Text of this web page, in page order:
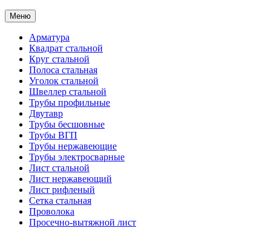
Меню
Арматура
Квадрат стальной
Круг стальной
Полоса стальная
Уголок стальной
Швеллер стальной
Трубы профильные
Двутавр
Трубы бесшовные
Трубы ВГП
Трубы нержавеющие
Трубы электросварные
Лист стальной
Лист нержавеющий
Лист рифленый
Сетка стальная
Проволока
Просечно-вытяжной лист